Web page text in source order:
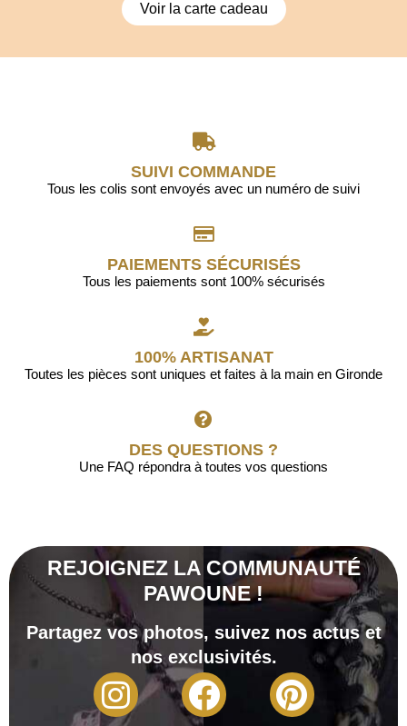
Voir la carte cadeau
SUIVI COMMANDE
Tous les colis sont envoyés avec un numéro de suivi
PAIEMENTS SÉCURISÉS
Tous les paiements sont 100% sécurisés
100% ARTISANAT
Toutes les pièces sont uniques et faites à la main en Gironde
DES QUESTIONS ?
Une FAQ répondra à toutes vos questions
REJOIGNEZ LA COMMUNAUTÉ
PAWOUNE !
Partagez vos photos, suivez nos actus et
nos exclusivités.